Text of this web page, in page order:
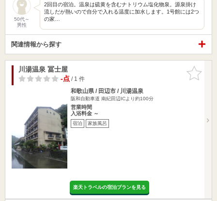
50代～
男性
2回目の宿泊。温泉は硫黄を含むナトリウム塩化物泉。源泉掛け
流しだが熱いので自分で入れる温度に加水します。1号館には2つ
の家…
関連情報から探す
お気に入
りに追加
川湯温泉 冨士屋
-点/ 1 件
和歌山県 / 田辺市 / 川湯温泉
阪和自動車道 南紀田辺ICより約100分
営業時間
入浴料金 ～
宿泊 家族風呂
楽天トラベルの宿泊プランを見る